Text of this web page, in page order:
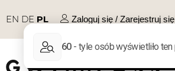
EN DE PL Zaloguj się / Zarejestruj się